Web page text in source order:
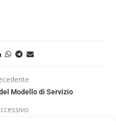
Modello di Servizio